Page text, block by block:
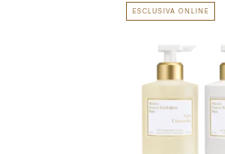
ESCLUSIVA ONLINE